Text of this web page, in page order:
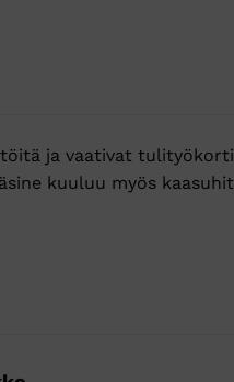
ja vaativat
kuuluu myös